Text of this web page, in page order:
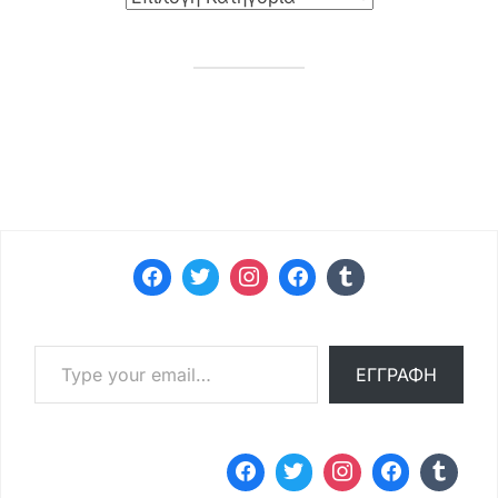
Type your email…
ΕΓΓΡΑΦΉ